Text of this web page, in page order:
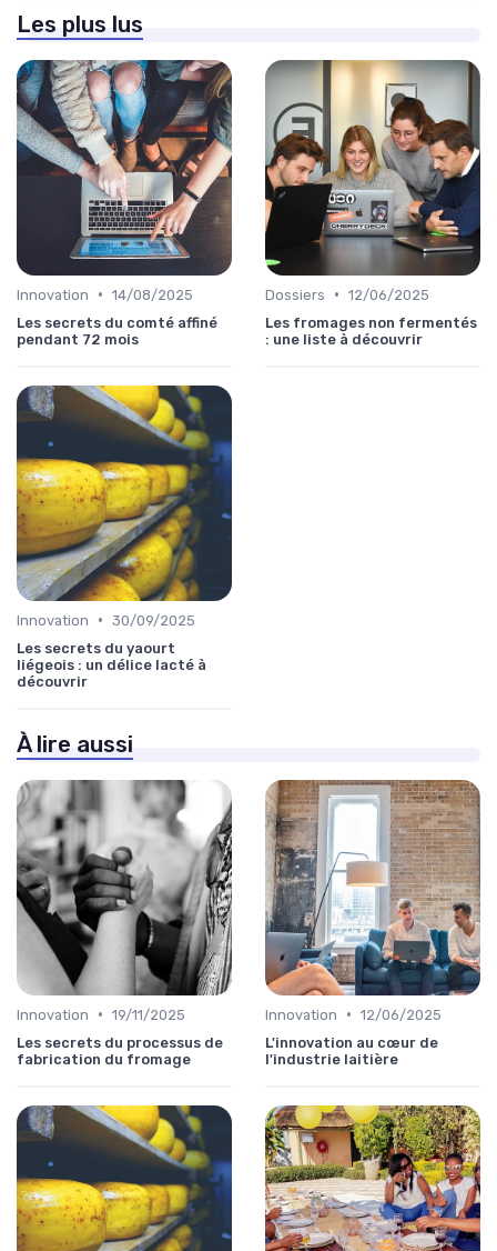
Les plus lus
Innovation • 14/08/2025
Les secrets du comté affiné
pendant 72 mois
Dossiers • 12/06/2025
Les fromages non fermentés
: une liste à découvrir
Innovation • 30/09/2025
Les secrets du yaourt
liégeois : un délice lacté à
découvrir
À lire aussi
Innovation • 19/11/2025
Les secrets du processus de
fabrication du fromage
Innovation • 12/06/2025
L'innovation au cœur de
l'industrie laitière